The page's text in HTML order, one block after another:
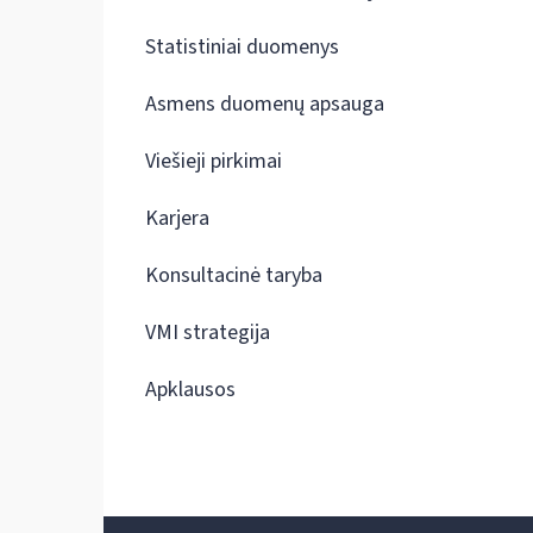
Statistiniai duomenys
Asmens duomenų apsauga
Viešieji pirkimai
Karjera
Konsultacinė taryba
VMI strategija
Apklausos